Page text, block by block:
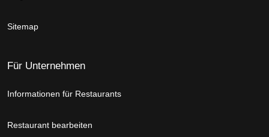
Sitemap
Für Unternehmen
Informationen für Restaurants
Restaurant bearbeiten